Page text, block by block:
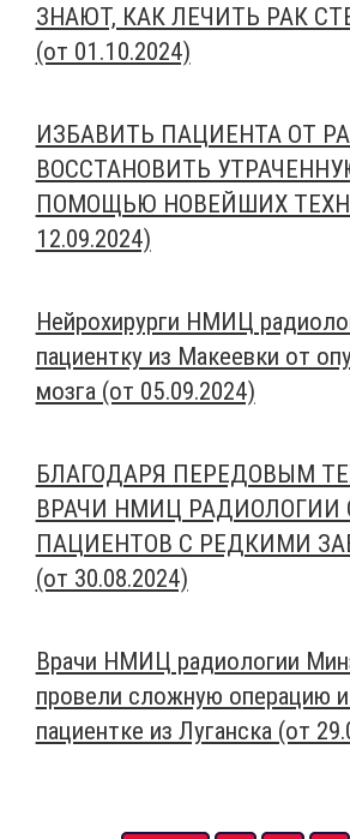
ЗНАЮТ, КАК ЛЕЧИТЬ РАК
(от 01.10.2024)
ИЗБАВИТЬ ПАЦИЕНТА ОТ
ВОССТАНОВИТЬ
ПОМОЩЬЮ НОВЕЙШИХ
12.09.2024)
Нейрохирурги НМИЦ
пациентку из Макеевки от
мозга (от 05.09.2024)
БЛАГОДАРЯ ПЕРЕДОВЫМ
ВРАЧИ НМИЦ РАДИОЛОГИИ
ПАЦИЕНТОВ С РЕДКИМИ
(от 30.08.2024)
Врачи НМИЦ радиологии
провели сложную операцию
пациентке из Луганска (от